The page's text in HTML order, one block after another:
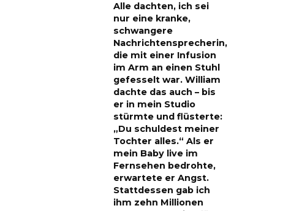
Alle dachten, ich sei
nur eine kranke,
schwangere
Nachrichtensprecherin,
die mit einer Infusion
im Arm an einen Stuhl
gefesselt war. William
dachte das auch – bis
er in mein Studio
stürmte und flüsterte:
„Du schuldest meiner
Tochter alles.“ Als er
mein Baby live im
Fernsehen bedrohte,
erwartete er Angst.
Stattdessen gab ich
ihm zehn Millionen